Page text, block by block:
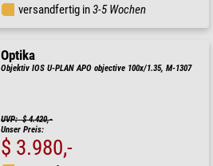
versandfertig in3-5 Wochen
Optika
Objektiv IOS U-PLAN APO objective 100x/1.35, M-1307
UVP: $ 4.420,-
Unser Preis:
$ 3.980,-